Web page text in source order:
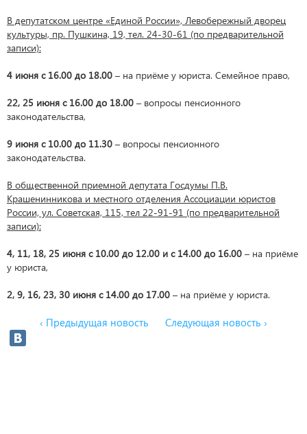
В депутатском центре «Единой России», Левобережный дворец
культуры, пр. Пушкина, 19, тел. 24-30-61 (по предварительной
записи):
4 июня с 16.00 до 18.00 – на приёме у юриста. Семейное право,
22, 25 июня с 16.00 до 18.00 – вопросы пенсионного
законодательства,
9 июня с 10.00 до 11.30 – вопросы пенсионного
законодательства.
В общественной приемной депутата Госдумы П.В.
Крашенинникова и местного отделения Ассоциации юристов
России, ул. Советская, 115, тел 22-91-91 (по предварительной
записи):
4, 11, 18, 25 июня с 10.00 до 12.00 и с 14.00 до 16.00 – на приёме
у юриста,
2, 9, 16, 23, 30 июня с 14.00 до 17.00 – на приёме у юриста.
‹ Предыдущая новость Следующая новость ›